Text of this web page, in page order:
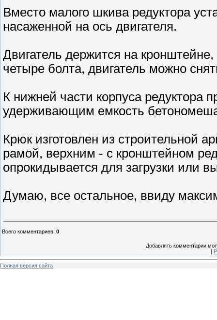
Вместо малого шкива редуктора
насаженной на ось двигателя.
Двигатель держится на
четыре болта, двигатель можно
К нижней части корпуса редуктора
удерживающим емкость
Крюк изготовлен из строительной
рамой, верхним - с кронштейном
опрокидывается для загрузки или
Думаю, все остальное, ввиду
Всего комментариев: 0
Добавлять комментарии
[
Полная версия сайта